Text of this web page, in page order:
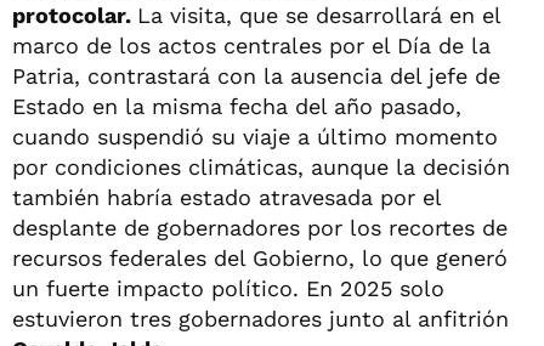
protocolar. La visita, que se desarrollará en el
marco de los actos centrales por el Día de la
Patria, contrastará con la ausencia del jefe de
Estado en la misma fecha del año pasado,
cuando suspendió su viaje a último momento
por condiciones climáticas, aunque la decisión
también habría estado atravesada por el
desplante de gobernadores por los recortes de
recursos federales del Gobierno, lo que generó
un fuerte impacto político. En 2025 solo
estuvieron tres gobernadores junto al anfitrión